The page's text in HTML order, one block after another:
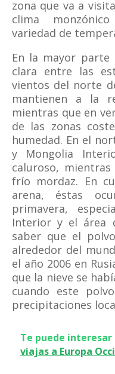
zona que va a
clima
variedad de
En la mayor parte
clara entre las
vientos del norte
mantienen a la
mientras que en
de las zonas
humedad. En el
y Mongolia
caluroso,
frío mordaz. En
arena, éstas
primavera,
Interior y el área
saber que el
alrededor del
el año 2006 en
que la nieve se
cuando este
precipitaciones
Te puede interesar
viajas a Europa